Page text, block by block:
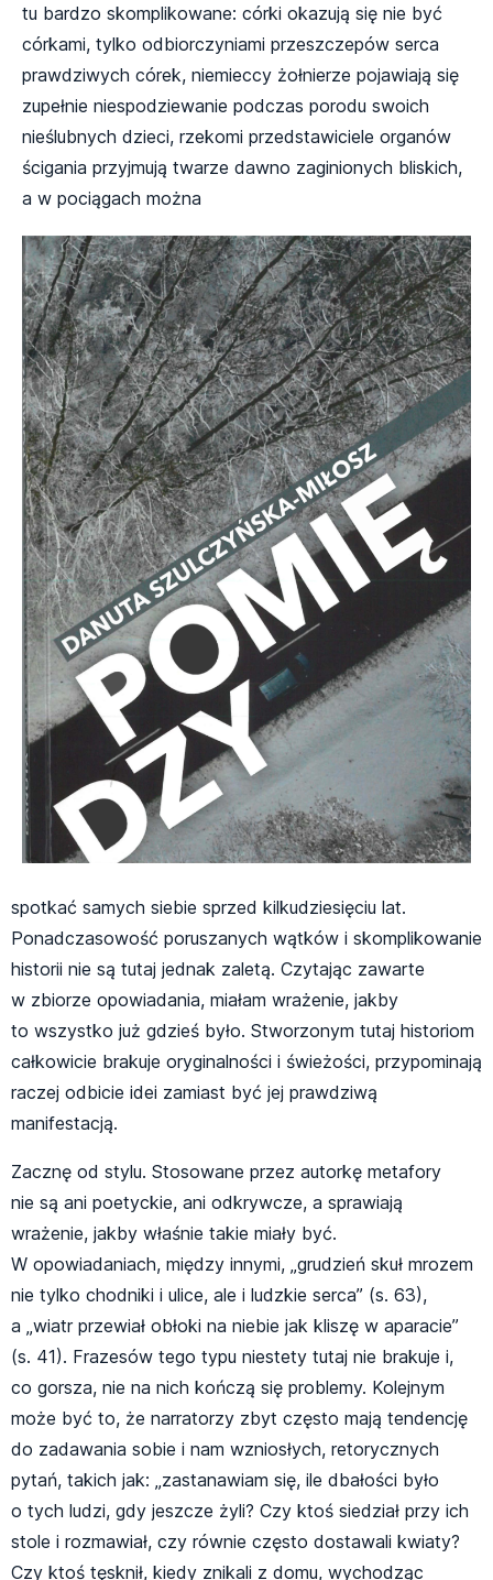
tu bardzo skomplikowane: córki okazują się nie być
córkami, tylko odbiorczyniami przeszczepów serca
prawdziwych córek, niemieccy żołnierze pojawiają się
zupełnie niespodziewanie podczas porodu swoich
nieślubnych dzieci, rzekomi przedstawiciele organów
ścigania przyjmują twarze dawno zaginionych bliskich,
a w pociągach można
spotkać samych siebie sprzed kilkudziesięciu lat.
Ponadczasowość poruszanych wątków i skomplikowanie
historii nie są tutaj jednak zaletą. Czytając zawarte
w zbiorze opowiadania, miałam wrażenie, jakby
to wszystko już gdzieś było. Stworzonym tutaj historiom
całkowicie brakuje oryginalności i świeżości, przypominają
raczej odbicie idei zamiast być jej prawdziwą
manifestacją.
Zacznę od stylu. Stosowane przez autorkę metafory
nie są ani poetyckie, ani odkrywcze, a sprawiają
wrażenie, jakby właśnie takie miały być.
W opowiadaniach, między innymi, „grudzień skuł mrozem
nie tylko chodniki i ulice, ale i ludzkie serca” (s. 63),
a „wiatr przewiał obłoki na niebie jak kliszę w aparacie”
(s. 41). Frazesów tego typu niestety tutaj nie brakuje i,
co gorsza, nie na nich kończą się problemy. Kolejnym
może być to, że narratorzy zbyt często mają tendencję
do zadawania sobie i nam wzniosłych, retorycznych
pytań, takich jak: „zastanawiam się, ile dbałości było
o tych ludzi, gdy jeszcze żyli? Czy ktoś siedział przy ich
stole i rozmawiał, czy równie często dostawali kwiaty?
Czy ktoś tęsknił, kiedy znikali z domu, wychodząc